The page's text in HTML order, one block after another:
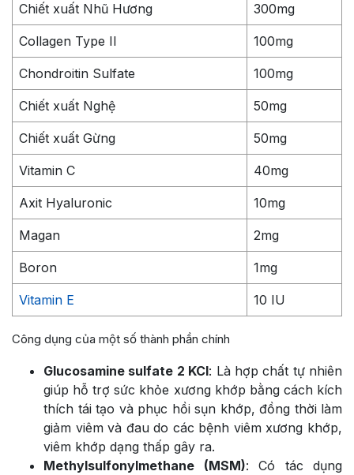
Chiết xuất Nhũ Hương 300mg
Collagen Type II 100mg
Chondroitin Sulfate 100mg
Chiết xuất Nghệ 50mg
Chiết xuất Gừng 50mg
Vitamin C 40mg
Axit Hyaluronic 10mg
Magan 2mg
Boron 1mg
Vitamin E 10 IU
Công dụng của một số thành phần chính
Glucosamine sulfate 2 KCl: Là hợp chất tự nhiên
giúp hỗ trợ sức khỏe xương khớp bằng cách kích
thích tái tạo và phục hồi sụn khớp, đồng thời làm
giảm viêm và đau do các bệnh viêm xương khớp,
viêm khớp dạng thấp gây ra.
Methylsulfonylmethane (MSM): Có tác dụng